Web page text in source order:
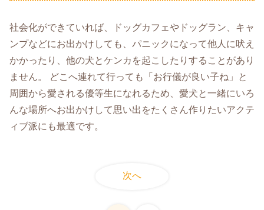
社会化ができていれば、ドッグカフェやドッグラン、キャ
ンプなどにお出かけしても、パニックになって他人に吠え
かかったり、他の犬とケンカを起こしたりすることがあり
ません。 どこへ連れて行っても「お行儀が良い子ね」と
周囲から愛される優等生になれるため、愛犬と一緒にいろ
んな場所へお出かけして思い出をたくさん作りたいアクテ
ィブ派にも最適です。
次へ